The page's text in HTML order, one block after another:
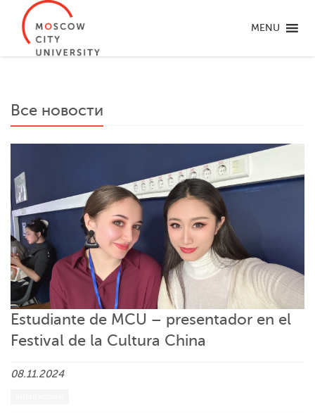
MENU
Все новости
Estudiante de MCU – presentador en el
Festival de la Cultura China
08.11.2024